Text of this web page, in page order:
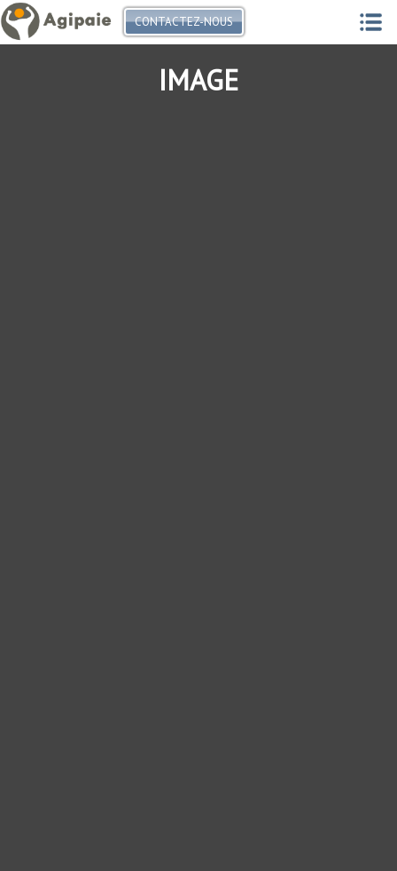
CONTACTEZ-NOUS
IMAGE